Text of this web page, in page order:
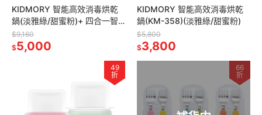
KIDMORY 智能高效消毒烘乾
鍋(淡雅綠/甜蜜粉)+ 四合一智
能溫奶器
$9,160
$5,000
KIDMORY 智能高效消毒烘乾
鍋(KM-358)(淡雅綠/甜蜜粉)
$5,800
$3,800
49
折
66
折